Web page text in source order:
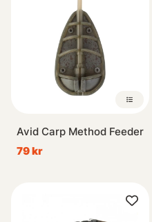
Avid Carp Method Feeder
79 kr